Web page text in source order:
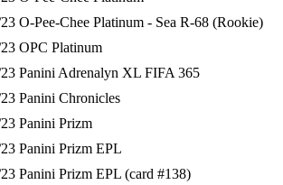
O-Pee-Chee Platinum - Sea R-68 (Rookie)
OPC Platinum
Panini Adrenalyn XL FIFA 365
Panini Chronicles
Panini Prizm
Panini Prizm EPL
Panini Prizm EPL (card #138)